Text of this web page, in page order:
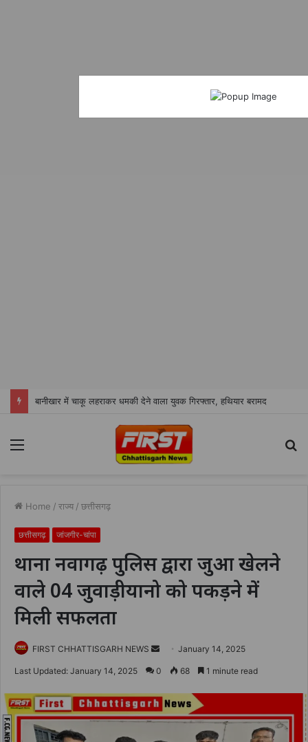
बानीखार में चाकू लहराकर धमकी देने वाला युवक गिरफ्तार, हथियार बरामद
Menu
Home / राज्य / छत्तीसगढ़
छत्तीसगढ़ जांजगीर-चांपा
थाना नवागढ़ पुलिस द्वारा जुआ खेलने
वाले 04 जुवाड़ीयानो को पकड़ने में
मिली सफलता
FIRST CHHATTISGARH NEWS
SendJanuary 14, 2025
Last Updated: January 14, 2025 0 68 1 minute read